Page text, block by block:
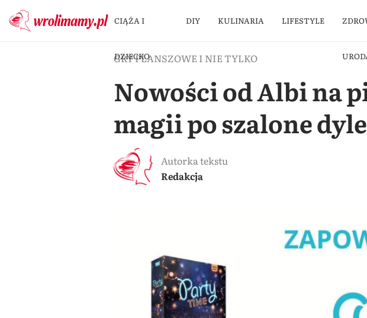
CIĄŻA I
DZIECKO
DIY KULINARIA LIFESTYLE
GRY PLANSZOWE I NIE TYLKO
Nowości od Albi na
magii po szalone
Autorka tekstu
Redakcja